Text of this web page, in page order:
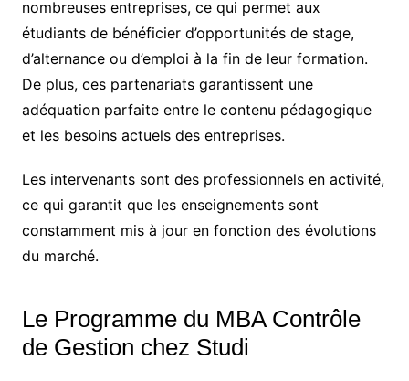
nombreuses entreprises, ce qui permet aux
étudiants de bénéficier d’opportunités de stage,
d’alternance ou d’emploi à la fin de leur formation.
De plus, ces partenariats garantissent une
adéquation parfaite entre le contenu pédagogique
et les besoins actuels des entreprises.
Les intervenants sont des professionnels en activité,
ce qui garantit que les enseignements sont
constamment mis à jour en fonction des évolutions
du marché.
Le Programme du MBA Contrôle
de Gestion chez Studi